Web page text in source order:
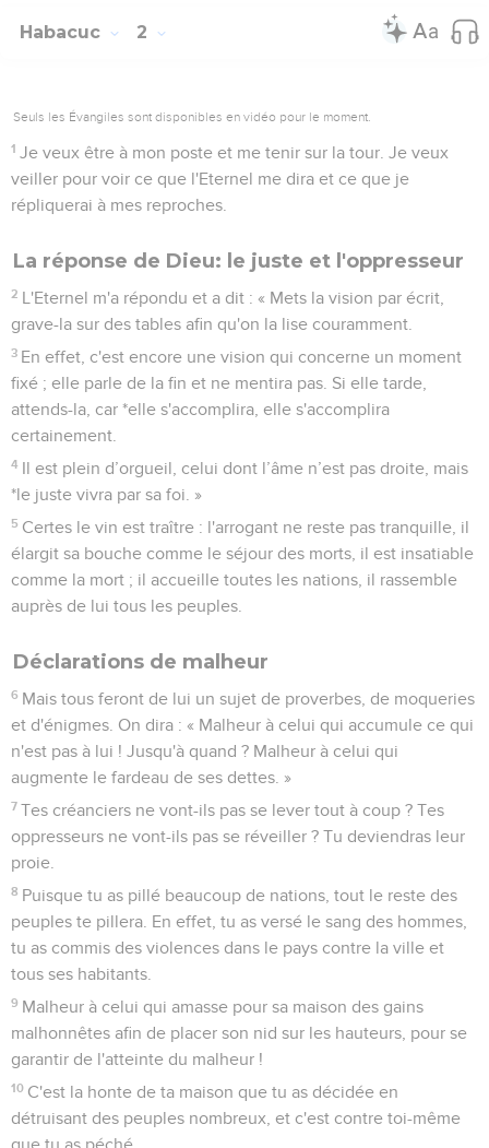
Habacuc 2
Seuls les Évangiles sont disponibles en vidéo pour le moment.
1 Je veux être à mon poste et me tenir sur la tour. Je veux
veiller pour voir ce que l'Eternel me dira et ce que je
répliquerai à mes reproches.
La réponse de Dieu: le juste et l'oppresseur
2 L'Eternel m'a répondu et a dit : « Mets la vision par écrit,
grave-la sur des tables afin qu'on la lise couramment.
3 En effet, c'est encore une vision qui concerne un moment
fixé ; elle parle de la fin et ne mentira pas. Si elle tarde,
attends-la, car *elle s'accomplira, elle s'accomplira
certainement.
4 Il est plein d’orgueil, celui dont l’âme n’est pas droite, mais
*le juste vivra par sa foi. »
5 Certes le vin est traître : l'arrogant ne reste pas tranquille, il
élargit sa bouche comme le séjour des morts, il est insatiable
comme la mort ; il accueille toutes les nations, il rassemble
auprès de lui tous les peuples.
Déclarations de malheur
6 Mais tous feront de lui un sujet de proverbes, de moqueries
et d'énigmes. On dira : « Malheur à celui qui accumule ce qui
n'est pas à lui ! Jusqu'à quand ? Malheur à celui qui
augmente le fardeau de ses dettes. »
7 Tes créanciers ne vont-ils pas se lever tout à coup ? Tes
oppresseurs ne vont-ils pas se réveiller ? Tu deviendras leur
proie.
8 Puisque tu as pillé beaucoup de nations, tout le reste des
peuples te pillera. En effet, tu as versé le sang des hommes,
tu as commis des violences dans le pays contre la ville et
tous ses habitants.
9 Malheur à celui qui amasse pour sa maison des gains
malhonnêtes afin de placer son nid sur les hauteurs, pour se
garantir de l'atteinte du malheur !
10 C'est la honte de ta maison que tu as décidée en
détruisant des peuples nombreux, et c'est contre toi-même
que tu as péché.